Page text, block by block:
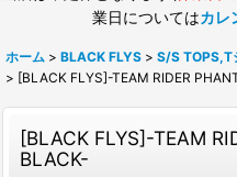
業日についてはカレ
ホーム > BLACK FLYS > S/S TOPS,T
> [BLACK FLYS]-TEAM RIDER
[BLACK FLYS]-TEAM
BLACK-